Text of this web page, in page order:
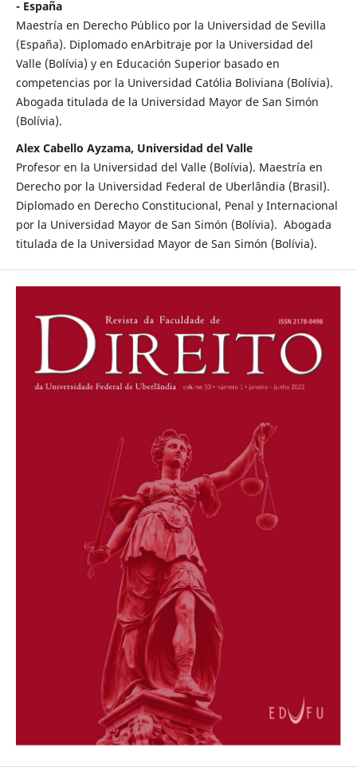
- España
Maestría en Derecho Público por la Universidad de Sevilla
(España). Diplomado enArbitraje por la Universidad del
Valle (Bolívia) y en Educación Superior basado en
competencias por la Universidad Católia Boliviana (Bolívia).
Abogada titulada de la Universidad Mayor de San Simón
(Bolívia).
Alex Cabello Ayzama, Universidad del Valle
Profesor en la Universidad del Valle (Bolívia). Maestría en
Derecho por la Universidad Federal de Uberlândia (Brasil).
Diplomado en Derecho Constitucional, Penal y Internacional
por la Universidad Mayor de San Simón (Bolívia). Abogada
titulada de la Universidad Mayor de San Simón (Bolívia).